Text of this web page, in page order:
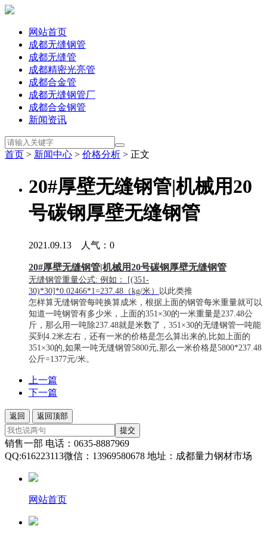
网站首页
成都无缝钢管
成都无缝管
成都精密光亮管
成都合金管
成都无缝钢管厂
成都合金钢管
新闻资讯
首页 > 新闻中心 > 价格分析 > 正文
20#厚壁无缝钢管|机械用20
号碳钢厚壁无缝钢管
2021.09.13 人气： 0
20#厚壁无缝钢管|机械用20号碳钢厚壁无缝钢管
无缝钢管重量公式: 例如： [(351-
30)*30]*0.02466*1=237.48（kg/米）
以此类推
怎样算无缝钢管每吨换算成米，根据上面的钢管每米重量就可以
知道一吨钢管有多少米，上面的351×30的一米重量是237.48公
斤，那么用一吨除237.48就是米数了，351×30的无缝钢管一吨能
买到4.2米左右，还有一米的价格是怎么算出来的,比如上面的
351×30的,如果一吨无缝钢管5800元,那么一米价格是5800*237.48
公斤=1377元/米。
上一篇
下一篇
返回
返回顶部
提交
销售一部 电话：0635-8887969
QQ:616223113微信：13969580678 地址：成都量力钢材市场
网站首页